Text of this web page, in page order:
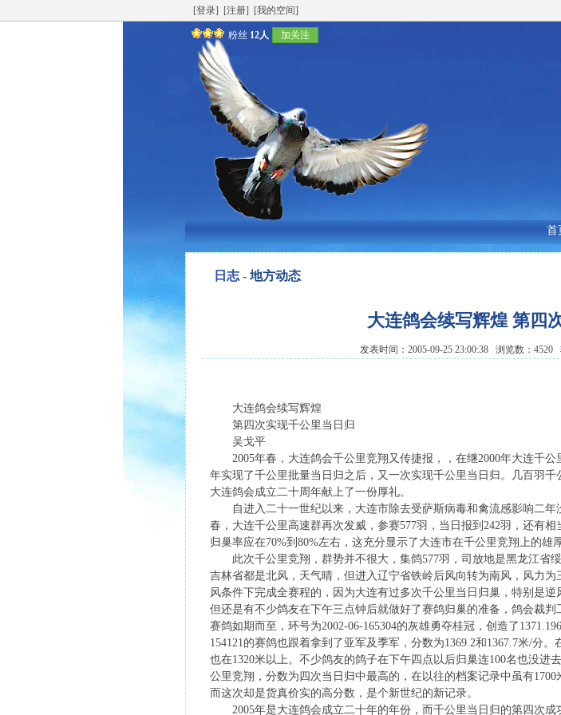
[登录] [注册] [我的空间]
粉丝 12人 加关注
首
日志 - 地方动态
大连鸽会续写辉煌 第四
发表时间：2005-09-25 23:00:38 浏览数：4520
大连鸽会续写辉煌
第四次实现千公里当日归
吴戈平
2005年春，大连鸽会千公里竞翔又传捷报，，在继2000年大连千公
年实现了千公里批量当日归之后，又一次实现千公里当日归。几百羽
大连鸽会成立二十周年献上了一份厚礼。
自进入二十一世纪以来，大连市除去受萨斯病毒和禽流感影响二年
春，大连千公里高速群再次发威，参赛577羽，当日报到242羽，还有
归巢率应在70%到80%左右，这充分显示了大连市在千公里竞翔上的雄
此次千公里竞翔，群势并不很大，集鸽577羽，司放地是黑龙江省
吉林省都是北风，天气晴，但进入辽宁省铁岭后风向转为南风，风力
风条件下完成全赛程的，因为大连有过多次千公里当日归巢，特别是
但还是有不少鸽友在下午三点钟后就做好了赛鸽归巢的准备，鸽会裁
赛鸽如期而至，环号为2002-06-165304的灰雄勇夺桂冠，创造了
154121的赛鸽也跟着拿到了亚军及季军，分数为1369.2和1367.7米/分
也在1320米以上。不少鸽友的鸽子在下午四点以后归巢连100名也没
公里竞翔，分数为四次当日归中最高的，在以往的档案记录中虽有
而这次却是货真价实的高分数，是个新世纪的新记录。
2005年是大连鸽会成立二十年的年份，而千公里当日归的第四次成